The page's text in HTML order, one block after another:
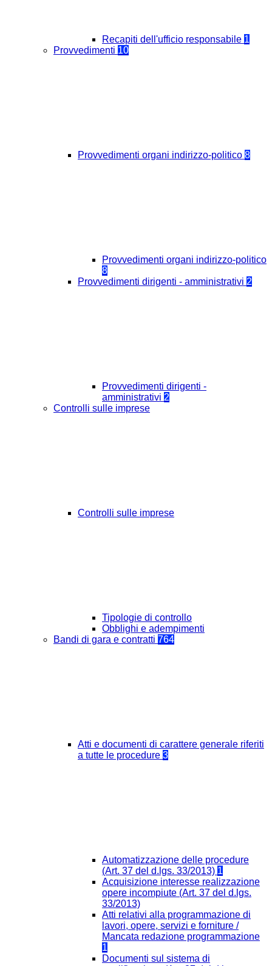
Recapiti dell'ufficio responsabile 1
Provvedimenti 10
Provvedimenti organi indirizzo-politico 8
Provvedimenti organi indirizzo-politico
8
Provvedimenti dirigenti - amministrativi 2
Provvedimenti dirigenti -
amministrativi 2
Controlli sulle imprese
Controlli sulle imprese
Tipologie di controllo
Obblighi e adempimenti
Bandi di gara e contratti 764
Atti e documenti di carattere generale riferiti
a tutte le procedure 3
Automatizzazione delle procedure
(Art. 37 del d.lgs. 33/2013) 1
Acquisizione interesse realizzazione
opere incompiute (Art. 37 del d.lgs.
33/2013)
Atti relativi alla programmazione di
lavori, opere, servizi e forniture /
Mancata redazione programmazione
1
Documenti sul sistema di